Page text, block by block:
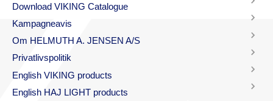
Download VIKING Catalogue
Kampagneavis
Om HELMUTH A. JENSEN A/S
Privatlivspolitik
English VIKING products
English HAJ LIGHT products